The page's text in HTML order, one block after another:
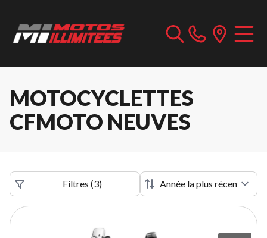
MOTOCYCLETTES
CFMOTO NEUVES
Filtres (3)